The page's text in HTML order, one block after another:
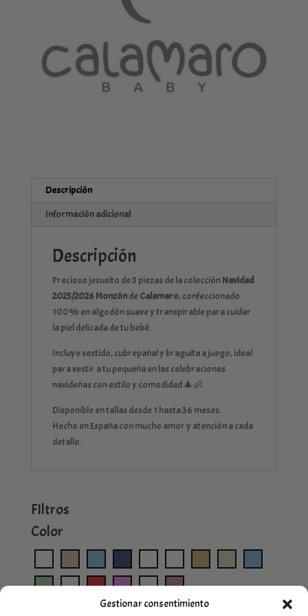
Gestionar consentimiento
Descripción
Información adicional
Descripción
Precioso jesusito de 3 piezas de la colecciónNavidad
2025/2026 MonzóndeCalamaro, confeccionado
100% en algodón suave y transpirable para cuidar
la piel delicada de tu bebé.
Incluye vestido, cubrepañal y braguita a juego, ideal
para vestir a tu pequeña en las celebraciones
navideñas con estilo y comodidad 🎄👶.
Disponible en tallas desde 1 hasta 36 meses.
Hecho en España con mucho amor y atención a cada
detalle.
FIltros
Color